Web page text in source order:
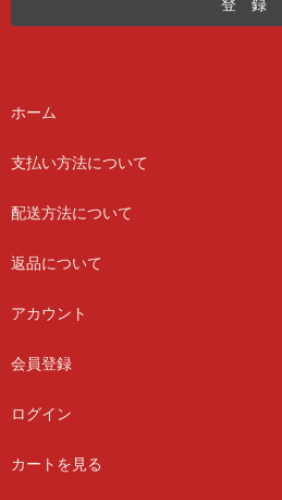
ホーム
支払い方法について
配送方法について
返品について
アカウント
会員登録
ログイン
カートを見る